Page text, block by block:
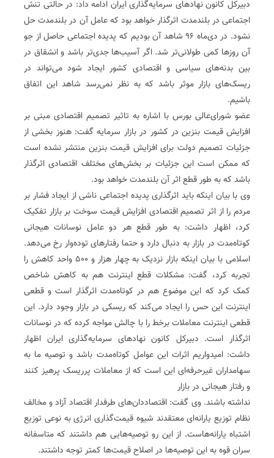
دبیرکل کانون نهادهای سرمایه‌گذاری ایران ادامه داد: در حالتی تنش
اجتماعی در بلندمدت اثرگذار خواهد بود که عامل آن در بلندمدت حل
نشود. در دی‌ماه ۹۶ شاهد آن بودیم که پدیده اجتماعی حاصل از جو
آن روزها کمی طولانی‌تر شد. اگر آسیب‌ها جدی‌تر باشد و انشقاق در
بین بدنه‌های سیاسی و اقتصادی کشور ایجاد شود می‌تواند در
ریسک‌های بازار موثر باشد که به نظر نمی‌رسد شاهد این اتفاق
باشیم.
عضو شورای‌عالی بورس با اشاره به تاثیر تصمیم اقتصادی مبنی بر
افزایش قیمت بنزین در کشور در بازار سرمایه گفت: هنوز بخشی از
جزئیات تصمیم دولت برای افزایش قیمت بنزین منتشر نشده است
که ممکن است این جزئیات بر بخش‌های مختلف اقتصادی اثرگذار
باشد که به طور قطع اثر آن بلندمدت خواهد بود.
وی با بیان اینکه باید اثرگذاری پدیده اجتماعی ناشی از ایجاد فشار بر
مردم را از اثر تصمیم اقتصادی افزایش قیمت سوخت بر بازار تفکیک
کرد، اظهار داشت: به طور قطع هر دو عامل نوسانات هیجانی
کوتاه‌مدت در بازار به دنبال دارد و حتما رفتارهای توده‌وار رخ می‌دهد.
اسلامی با بیان اینکه بازار نزدیک به چهار هزار و ۵۰۰ واحد کاهش را
تجربه کرد، گفت: مشکلات قطع اینترنت هم به کاهش شاخص
کمک کرد که این موضوع هم در کوتاه‌مدت اثرگذار است و قطعی
اینترنت این حس را ایجاد می‌کند که ریسکی در بازار وجود دارد. این
قطعی اینترنت معاملات برخط را با چالش مواجه کرده که در نوسانات
اثرگذار است. دبیرکل کانون نهادهای سرمایه‌‌گذاری ایران اظهار
داشت: امیدواریم اثرات این عوامل کوتاه‌مدت باشد و توصیه ما به
سهامداران غیرحرفه‌ای این است که از معاملات پرریسک پرهیز کنند
و رفتار هیجانی در بازار
نداشته باشند. وی گفت: اقتصاددان‌های طرفدار اقتصاد آزاد و مخالف
نظام توزیع یارانه‌ای معتقدند شیوه قیمت‌گذاری انرژی به نوعی توزیع
اشتباه یارانه‌هاست. از این رو توصیه‌هایی هم داشتند که متاسفانه
سران قوه به این توصیه‌ها در اصلاح قیمت‌ها کمتر توجه داشتند.